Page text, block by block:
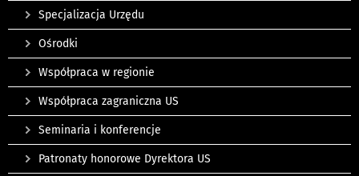
Specjalizacja Urzędu
Ośrodki
Współpraca w regionie
Współpraca zagraniczna US
Seminaria i konferencje
Patronaty honorowe Dyrektora US